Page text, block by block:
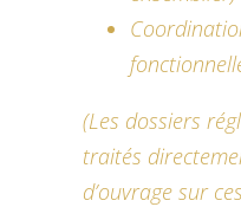
(Les dossiers
traités
d’ouvrage sur